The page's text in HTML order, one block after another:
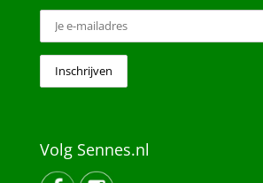
Volg Sennes.nl